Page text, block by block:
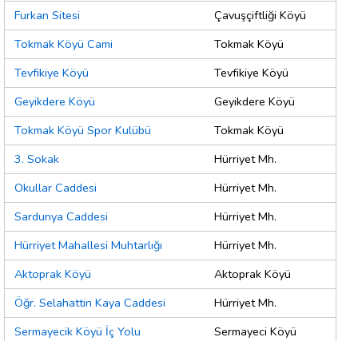
Furkan Sitesi
Çavuşçiftliği Köyü
Tokmak Köyü Cami
Tokmak Köyü
Tevfikiye Köyü
Tevfikiye Köyü
Geyikdere Köyü
Geyikdere Köyü
Tokmak Köyü Spor Kulübü
Tokmak Köyü
3. Sokak
Hürriyet Mh.
Okullar Caddesi
Hürriyet Mh.
Sardunya Caddesi
Hürriyet Mh.
Hürriyet Mahallesi Muhtarlığı
Hürriyet Mh.
Aktoprak Köyü
Aktoprak Köyü
Öğr. Selahattin Kaya Caddesi
Hürriyet Mh.
Sermayecik Köyü İç Yolu
Sermayeci Köyü